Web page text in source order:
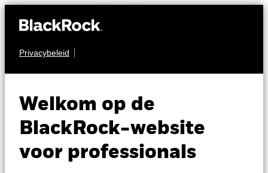
Privacybeleid
Welkom op de
BlackRock-website
voor professionals
OBLIGATIES
Income Bond Fund